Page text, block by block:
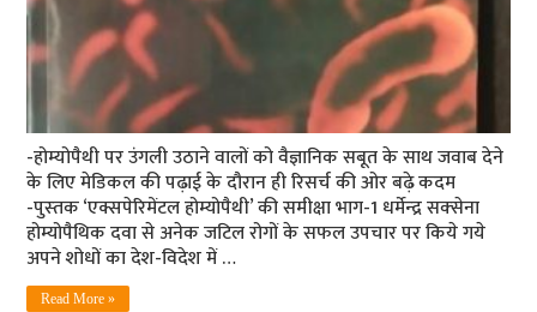
-होम्‍योपैथी पर उंगली उठाने वालों को वैज्ञानिक सबूत के साथ जवाब देने
के लिए मेडिकल की पढ़ाई के दौरान ही रिसर्च की ओर बढ़े कदम
-पुस्‍तक ‘एक्सपेरिमेंटल होम्योपैथी’ की समीक्षा भाग-1 धर्मेन्‍द्र सक्‍सेना
होम्योपैथिक दवा से अनेक जटिल रोगों के सफल उपचार पर किये गये
अपने शोधों का देश-विदेश में …
Read More »